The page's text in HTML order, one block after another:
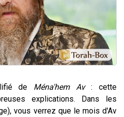
de Ména'hem Av: cette
explications. Dans les
vous verrez que le mois d'Av